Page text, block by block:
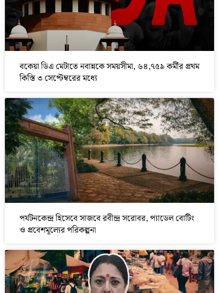
বকেয়া ডিএ মেটাতে নবান্নকে সময়সীমা, ৬৪,৭৫৯ কর্মীর প্রথম
কিস্তি ৩ সেপ্টেম্বরের মধ্যে
পর্যটনকেন্দ্র হিসেবে সাজবে রবীন্দ্র সরোবর, প্যাডেল বোটিং
ও প্রবেশমূল্যের পরিকল্পনা